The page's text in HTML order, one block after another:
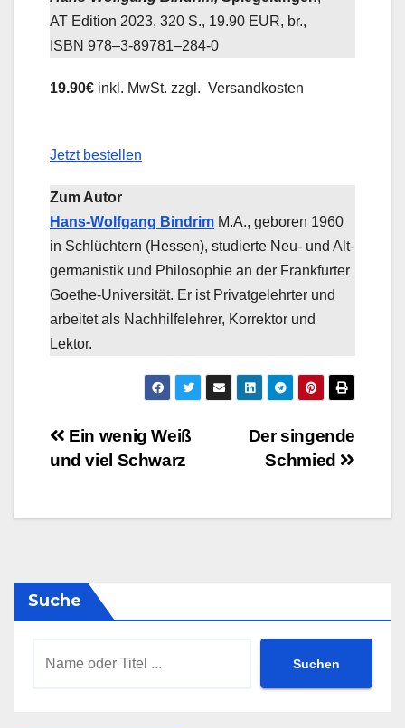
AT Edi­ti­on 2023, 320 S., 19.90 EUR, br.,
ISBN 978–3‑89781–284‑0
19.90€ inkl. MwSt. zzgl. Versandkosten
Jetzt bestellen
Zum Autor
Hans-Wolf­gang Bin­drim M.A., gebo­ren 1960
in Schlüch­tern (Hes­sen), stu­dier­te Neu- und Alt­
ger­ma­nis­tik und Phi­lo­so­phie an der Frank­fur­ter
Goe­the-Uni­ver­si­tät. Er ist Pri­vat­ge­lehr­ter und
arbei­tet als Nach­hil­fe­leh­rer, Kor­rek­tor und
Lektor.
Beitragsnavigation
Der singende
Schmied
Ein wenig Weiß
und viel Schwarz
Suche
Suchen